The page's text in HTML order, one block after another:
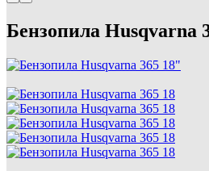
Бензопила Husqvarna